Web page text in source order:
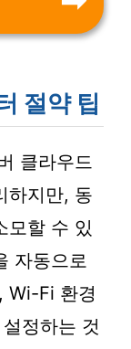
절약 팁
클라우드
하지만, 동
모할 수 있
자동으로
Wi-Fi 환경
정하는 것